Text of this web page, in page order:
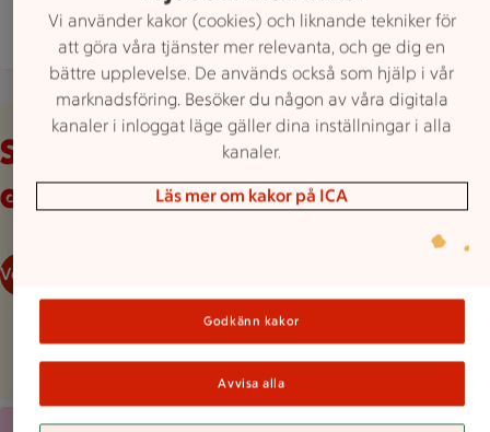
Mer butiksinfo
Veckans reklamblad
Se våra aktuella
erbjudanden
Veckans reklamblad
Röd bakgrund med stor rosa splash, en mobilskärmvy som
Vi använder kakor (cookies) och liknande tekniker för
att göra våra tjänster mer relevanta, och ge dig en
bättre upplevelse. De används också som hjälp i vår
marknadsföring. Besöker du någon av våra digitala
kanaler i inloggat läge gäller dina inställningar i alla
kanaler.
Läs mer om kakor på ICA
Godkänn kakor
Avvisa alla